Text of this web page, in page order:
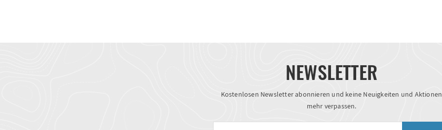
NEWSLETTER
Kostenlosen Newsletter abonnieren und keine Neuigkeiten und Aktionen
mehr verpassen.